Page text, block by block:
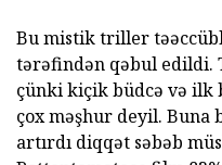
Bu mistik triller
tərəfindən qəbul edildi.
çünki kiçik büdcə və ilk
çox məşhur deyil. Buna
artırdı diqqət səbəb